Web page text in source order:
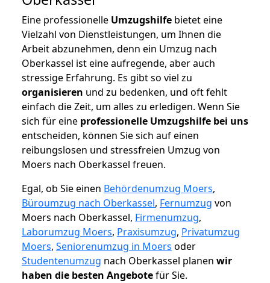
Eine professionelle Umzugshilfe bietet eine
Vielzahl von Dienstleistungen, um Ihnen die
Arbeit abzunehmen, denn ein Umzug nach
Oberkassel ist eine aufregende, aber auch
stressige Erfahrung. Es gibt so viel zu
organisieren und zu bedenken, und oft fehlt
einfach die Zeit, um alles zu erledigen. Wenn Sie
sich für eine professionelle Umzugshilfe bei uns
entscheiden, können Sie sich auf einen
reibungslosen und stressfreien Umzug von
Moers nach Oberkassel freuen.
Egal, ob Sie einen Behördenumzug Moers,
Büroumzug nach Oberkassel, Fernumzug von
Moers nach Oberkassel, Firmenumzug,
Laborumzug Moers, Praxisumzug, Privatumzug
Moers, Seniorenumzug in Moers oder
Studentenumzug nach Oberkassel planen wir
haben die besten Angebotefür Sie.